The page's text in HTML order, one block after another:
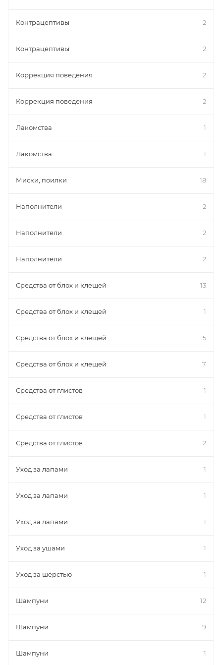
Контрацептивы 2
Контрацептивы 2
Коррекция поведения 2
Коррекция поведения 2
Лакомства 1
Лакомства 1
Миски, поилки 18
Наполнители 2
Наполнители 2
Наполнители 2
Средства от блох и клещей 13
Средства от блох и клещей 1
Средства от блох и клещей 5
Средства от блох и клещей 7
Средства от глистов 1
Средства от глистов 1
Средства от глистов 2
Уход за лапами 1
Уход за лапами 1
Уход за лапами 1
Уход за ушами 1
Уход за шерстью 1
Шампуни 12
Шампуни 9
Шампуни 1